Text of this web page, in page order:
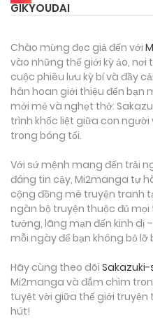
GIKYOUDAI
Chào mừng đọc giả đến với
vào những thế giới kỳ ảo,
cuộc phiêu lưu kỳ bí và đầy
hân hoan giới thiệu đến bạn
mới mẻ và nghẹt thở:
trình khốc liệt giữa con
trong bóng tối.
Với sứ mệnh mang đến trải
đáng tin cậy, Mi2manga tự
cộng đồng mê truyện tranh
ngàn bộ truyện thuộc đủ mọi
tưởng, lãng mạn đến kinh dị
mỗi ngày để bạn không bỏ
Hãy cùng theo dõi Sakazuki-
Mi2manga và đắm chìm
tuyệt vời giữa thế giới
hút!